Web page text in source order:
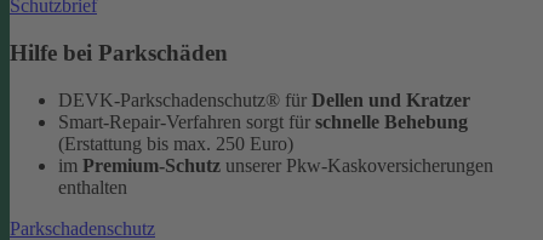
Schutzbrief
Hilfe bei Parkschäden
DEVK-Parkschadenschutz® für Dellen und Kratzer
Smart-Repair-Verfahren sorgt für schnelle Behebung
(Erstattung bis max. 250 Euro)
im Premium-Schutz unserer Pkw-Kaskoversicherungen
enthalten
Parkschadenschutz